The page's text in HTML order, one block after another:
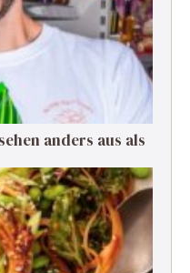
anders aus als